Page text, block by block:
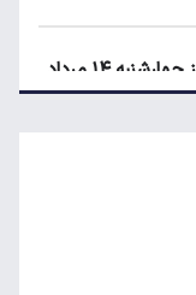
قیمت دلار، طلا و سکه امروز چهارشنبه ۱۴ مرداد
تومانی سود سهام عدالت